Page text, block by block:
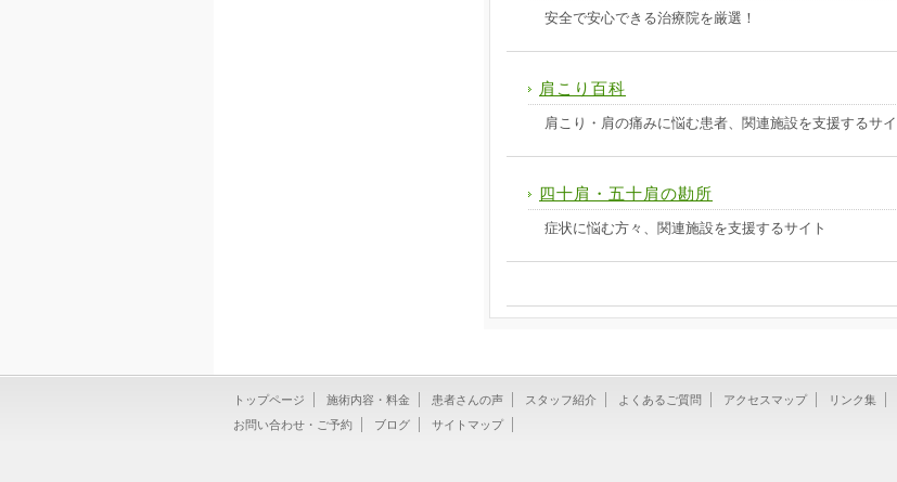
安全で安心できる治療院を厳選！
肩こり百科
肩こり・肩の痛みに悩む患者、関連施設を支援するサイ
四十肩・五十肩の勘所
症状に悩む方々、関連施設を支援するサイト
トップページ 施術内容・料金 患者さんの声 スタッフ紹介 よくあるご質問 アクセスマップ
リンク集
お問い合わせ・ご予約
ブログ サイトマップ